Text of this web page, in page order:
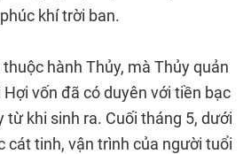
khí trời ban.
hành Thủy, mà Thủy quản
vốn đã có duyên với tiền bạc
từ khi sinh ra. Cuối tháng 5, dưới
cát tinh, vận trình của người tuổi